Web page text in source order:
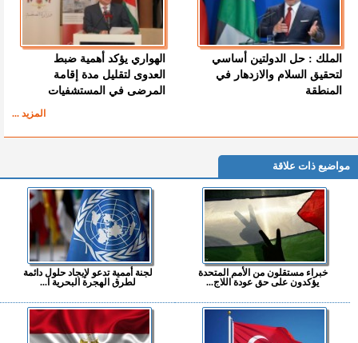
الملك : حل الدولتين أساسي
لتحقيق السلام والازدهار في
المنطقة
الهواري يؤكد أهمية ضبط
العدوى لتقليل مدة إقامة
المرضى في المستشفيات
المزيد ...
مواضيع ذات علاقة
خبراء مستقلون من الأمم المتحدة
يؤكدون على حق عودة اللاج...
لجنة أممية تدعو لإيجاد حلول دائمة
لطرق الهجرة البحرية ا...